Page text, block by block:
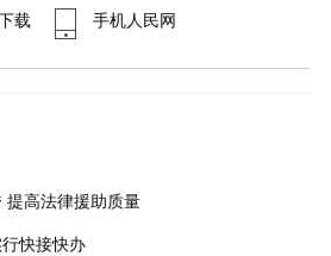
载 手机人民网
提高法律援助质量
快接快办